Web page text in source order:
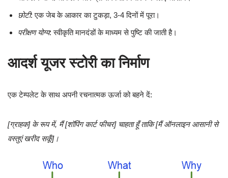
छोटी: एक जेब के आकार का टुकड़ा, 3-4 दिनों में पूरा।
परीक्षण योग्य: स्वीकृति मानदंडों के माध्यम से पुष्टि की जाती है।
आदर्श यूजर स्टोरी का निर्माण
एक टेम्पलेट के साथ अपनी रचनात्मक ऊर्जा को बहने दें:
[ग्राहक] के रूप में, मैं [शॉपिंग कार्ट फीचर] चाहता हूँ ताकि [मैं ऑनलाइन आसानी से
वस्तुएं खरीद सकूँ]।